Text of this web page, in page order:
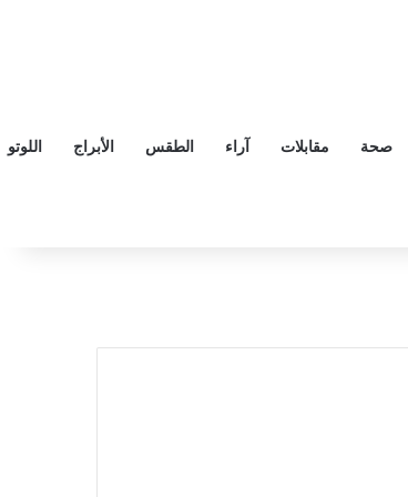
صحة مقابلات آراء الطقس الأبراج اللوتو